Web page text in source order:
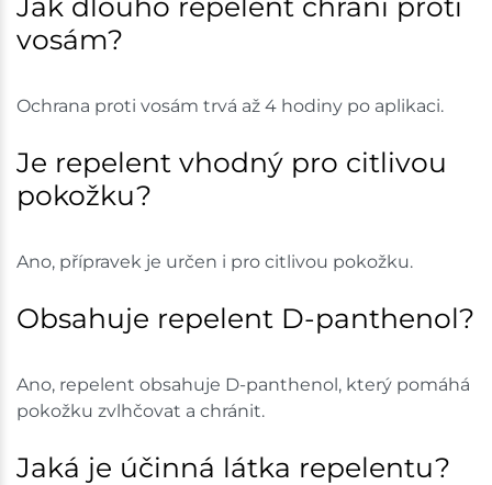
vosám?
Ochrana proti vosám trvá až 4 hodiny po aplikaci.
Je repelent vhodný pro citlivou
pokožku?
Ano, přípravek je určen i pro citlivou pokožku.
Obsahuje repelent D-panthenol?
Ano, repelent obsahuje D-panthenol, který pomáhá
pokožku zvlhčovat a chránit.
Jaká je účinná látka repelentu?